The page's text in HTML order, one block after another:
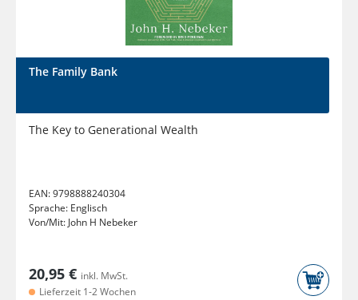
The Family Bank
The Key to Generational Wealth
EAN:9798888240304
Sprache: Englisch
Von/Mit: John H Nebeker
20,95 € inkl. MwSt.
Lieferzeit 1-2 Wochen